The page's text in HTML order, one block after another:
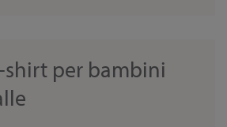
shirt per bambini